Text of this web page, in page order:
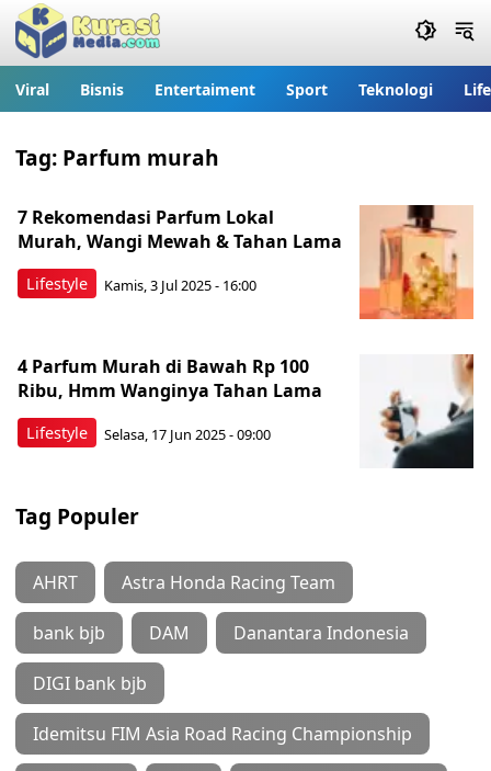
Viral Bisnis Entertaiment Sport Teknologi
Tag: Parfum murah
Lifestyle
7 Rekomendasi Parfum Lokal
Murah, Wangi Mewah & Tahan Lama
Kamis, 3 Jul 2025 - 16:00
Lifestyle
4 Parfum Murah di Bawah Rp 100
Ribu, Hmm Wanginya Tahan Lama
Selasa, 17 Jun 2025 - 09:00
Tag Populer
AHRT Astra Honda Racing Team
bank bjb DAM Danantara Indonesia
DIGI bank bjb
Idemitsu FIM Asia Road Racing Championship